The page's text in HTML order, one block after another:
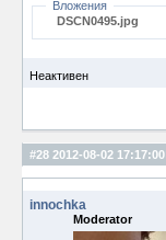
Вложения
DSCN0495.jpg
Неактивен
#28 2012-08-02 17:17:00
innochka
Moderator